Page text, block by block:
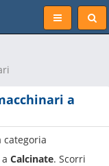
a
a Calcinate. Scorri